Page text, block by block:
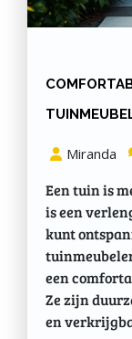
Miranda
Een tuin is
is een
kunt
een
Ze zijn
en